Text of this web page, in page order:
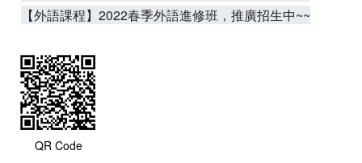
【外語課程】2022春季外語進修班，推廣招生中~~
QR Code